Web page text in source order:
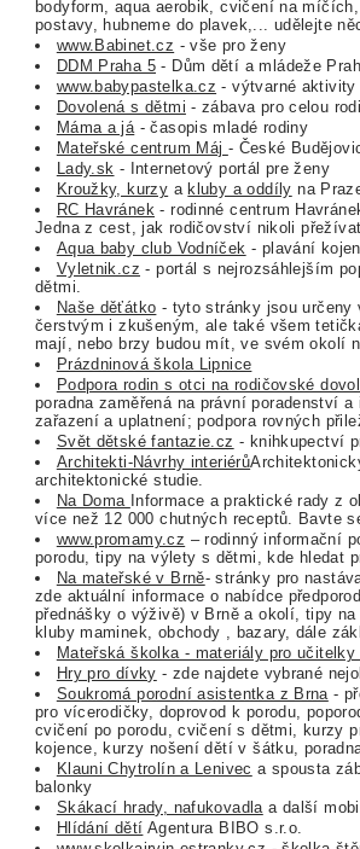
bodyform, aqua aerobik, cvičení na
postavy, hubneme do plavek,... udělejte
www.Babinet.cz - vše pro ženy
DDM Praha 5 - Dům dětí a mládeže
www.babypastelka.cz - výtvarné aktivity
Dovolená s dětmi - zábava pro celou
Máma a já - časopis mladé rodiny
Mateřské centrum Máj - České
Lady.sk - Internetový portál pre ženy
Kroužky, kurzy akluby a oddíly na
RC Havránek - rodinné centrum
Jedna z cest, jak rodičovství nikoli
Aqua baby club Vodníček - plavání
Vyletnik.cz - portál s nejrozsáhlejším
dětmi.
Naše děťátko - tyto stránky jsou
čerstvým i zkušeným, ale také všem
mají, nebo brzy budou mít, ve svém okolí
Prázdninová škola Lipnice
Podpora rodin s otci na rodičovské
poradna zaměřená na právní poradenství
zařazení a uplatnení; podpora rovných
Svět dětské fantazie.cz - knihkupectví
Architekti-Návrhy interiérů
architektonické studie.
Na Doma Informace a praktické rady z
více než 12 000 chutných receptů. Bavte
www.promamy.cz – rodinný informační
porodu, tipy na výlety s dětmi, kde hledat
Na mateřské v Brně- stránky pro
zde aktuální informace o nabídce
přednášky o výživě) v Brně a okolí, tipy
kluby maminek, obchody , bazary, dále
Mateřská školka - materiály pro učitelky
Hry pro dívky - zde najdete vybrané
Soukromá porodní asistentka z Brna -
pro vícerodičky, doprovod k porodu,
cvičení po porodu, cvičení s dětmi, kurzy
kojence, kurzy nošení dětí v šátku,
Klauni Chytrolín a Lenivec a spousta
balonky
Skákací hrady, nafukovadla a další
Hlídání dětí Agentura BIBO s.r.o.